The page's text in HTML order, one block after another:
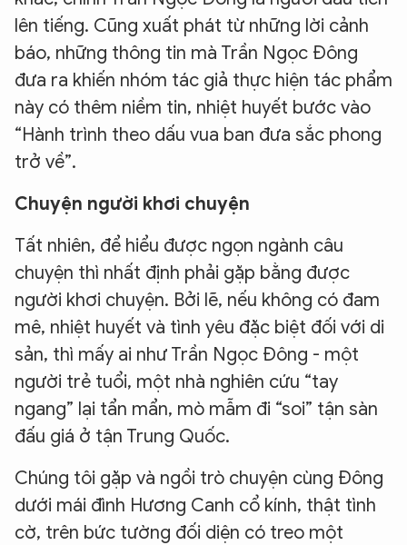
lên tiếng. Cũng xuất phát từ những lời cảnh
báo, những thông tin mà Trần Ngọc Đông
đưa ra khiến nhóm tác giả thực hiện tác phẩm
này có thêm niềm tin, nhiệt huyết bước vào
“Hành trình theo dấu vua ban đưa sắc phong
trở về”.
Chuyện người khơi chuyện
Tất nhiên, để hiểu được ngọn ngành câu
chuyện thì nhất định phải gặp bằng được
người khơi chuyện. Bởi lẽ, nếu không có đam
mê, nhiệt huyết và tình yêu đặc biệt đối với di
sản, thì mấy ai như Trần Ngọc Đông - một
người trẻ tuổi, một nhà nghiên cứu “tay
ngang” lại tẩn mẩn, mò mẫm đi “soi” tận sàn
đấu giá ở tận Trung Quốc.
Chúng tôi gặp và ngồi trò chuyện cùng Đông
dưới mái đình Hương Canh cổ kính, thật tình
cờ, trên bức tường đối diện có treo một